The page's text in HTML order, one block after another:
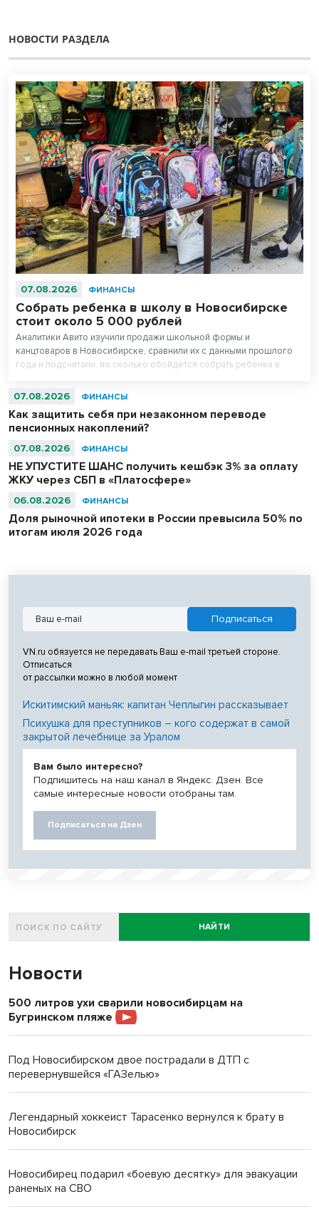
НОВОСТИ РАЗДЕЛА
07.08.2026 ФИНАНСЫ
Собрать ребенка в школу в Новосибирске
стоит около 5 000 рублей
Аналитики Авито изучили продажи школьной формы и
канцтоваров в Новосибирске, сравнили их с данными прошлого
года и подсчитали, во сколько обойдется собрать ребенка в
стоит на треть дешевле новой, а канцтовары — в два раза.
07.08.2026 ФИНАНСЫ
Как защитить себя при незаконном переводе
пенсионных накоплений?
07.08.2026 ФИНАНСЫ
НЕ УПУСТИТЕ ШАНС получить кешбэк 3% за оплату
ЖКУ через СБП в «Платосфере»
06.08.2026 ФИНАНСЫ
Доля рыночной ипотеки в России превысила 50% по
итогам июля 2026 года
VN.ru обязуется не передавать Ваш e-mail третьей стороне.
Отписаться
от рассылки можно в любой момент
Искитимский маньяк: капитан Чеплыгин рассказывает
Психушка для преступников – кого содержат в самой
закрытой лечебнице за Уралом
Вам было интересно?
Подпишитесь на наш канал в Яндекс. Дзен. Все
самые интересные новости отобраны там.
Подписаться на Дзен
НАЙТИ
Новости
500 литров ухи сварили новосибирцам на
Бугринском пляже
Под Новосибирском двое пострадали в ДТП с
перевернувшейся «ГАЗелью»
Легендарный хоккеист Тарасенко вернулся к брату в
Новосибирск
Новосибирец подарил «боевую десятку» для эвакуации
раненых на СВО